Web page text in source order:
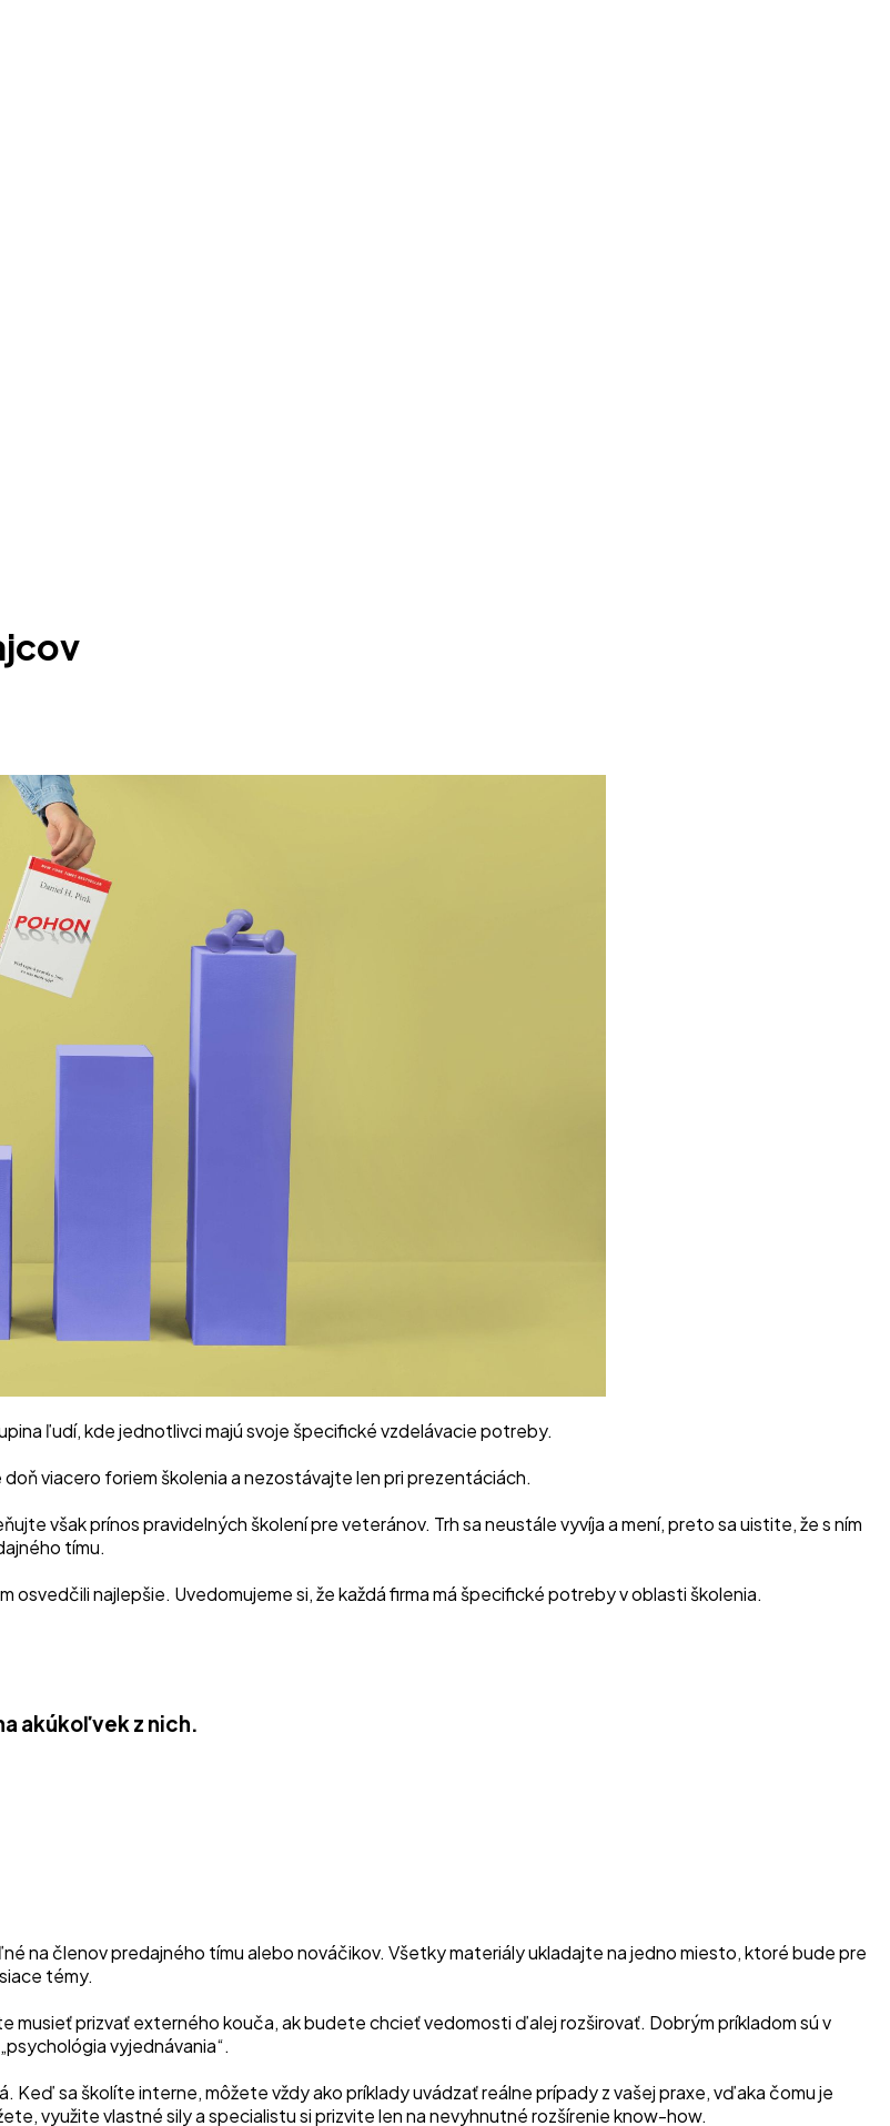
ľudí, kde jednotlivci majú svoje špecifické vzdelávacie potreby.
viacero foriem školenia a nezostávajte len pri prezentáciách.
však prínos pravidelných školení pre veteránov. Trh sa neustále vyvíja a mení, preto sa uistite, že s ním
tímu.
najlepšie. Uvedomujeme si, že každá firma má špecifické potreby v oblasti školenia.
akúkoľvek z nich.
na členov predajného tímu alebo nováčikov. Všetky materiály ukladajte na jedno miesto, ktoré bude pre
témy.
musieť prizvať externého kouča, ak budete chcieť vedomosti ďalej rozširovať. Dobrým príkladom sú v
vyjednávania“.
Keď sa školíte interne, môžete vždy ako príklady uvádzať reálne prípady z vašej praxe, vďaka čomu je
využite vlastné sily a specialistu si prizvite len na nevyhnutné rozšírenie know-how.